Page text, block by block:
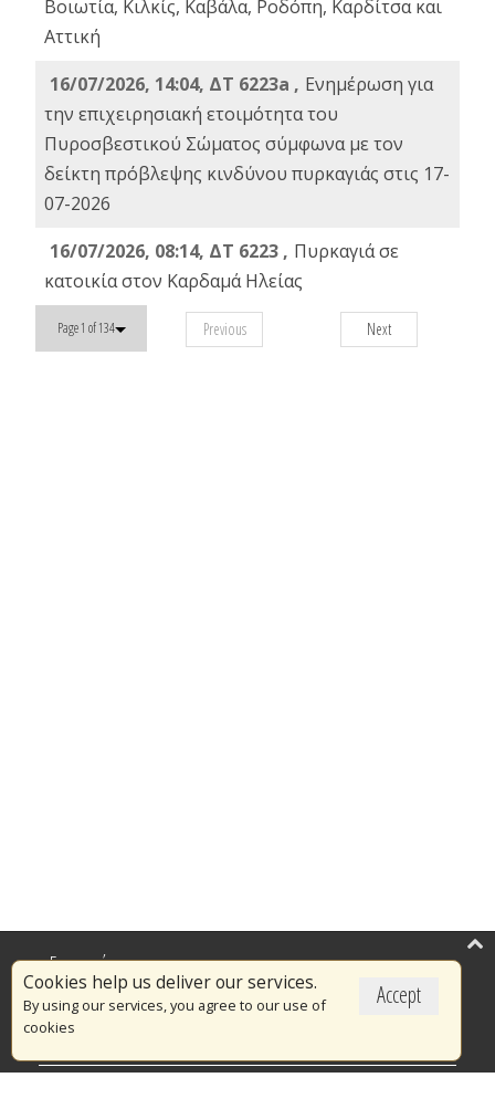
Βοιωτία, Κιλκίς, Καβάλα, Ροδόπη, Καρδίτσα και
Αττική
16/07/2026, 14:04, ΔΤ 6223a , Ενημέρωση για
την επιχειρησιακή ετοιμότητα του
Πυροσβεστικού Σώματος σύμφωνα με τον
δείκτη πρόβλεψης κινδύνου πυρκαγιάς στις 17-
07-2026
16/07/2026, 08:14, ΔΤ 6223 , Πυρκαγιά σε
κατοικία στον Καρδαμά Ηλείας
Page 1 of 134 Previous Next
Accept
Cookies help us deliver our services.
By using our services, you agree to our use of
cookies
Επικαιρότητα
Το Πυροσβεστικό Σώμα